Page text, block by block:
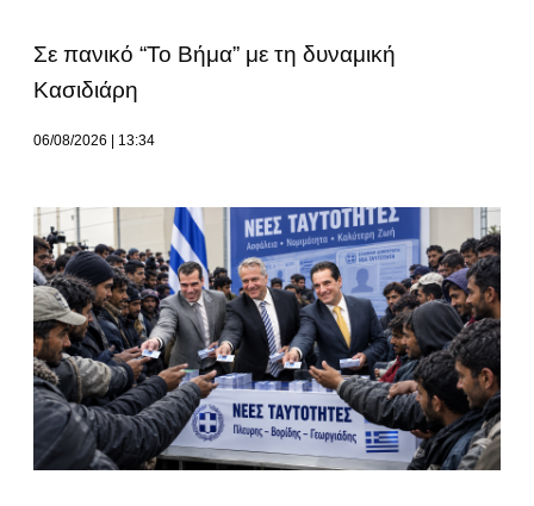
Σε πανικό “Το Βήμα” με τη δυναμική
Κασιδιάρη
06/08/2026 13:34